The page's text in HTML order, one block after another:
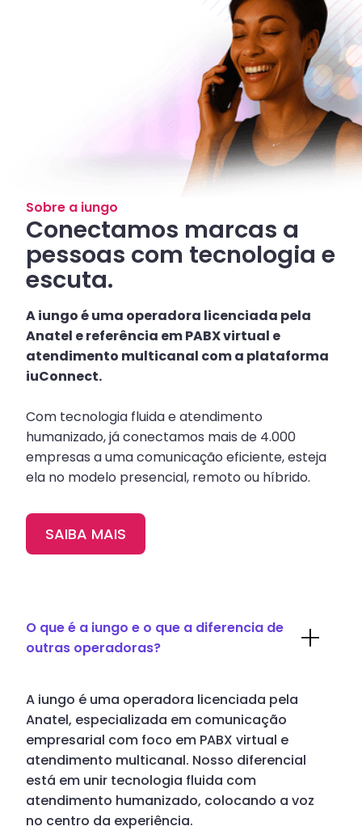
Sobre a iungo
Conectamos marcas a
pessoas com tecnologia e
escuta.
A iungo é uma operadora licenciada pela
Anatel e referência em PABX virtual e
atendimento multicanal com a plataforma
iuConnect.
Com tecnologia fluida e atendimento
humanizado, já conectamos mais de 4.000
empresas a uma comunicação eficiente, esteja
ela no modelo presencial, remoto ou híbrido.
SAIBA MAIS
O que é a iungo e o que a diferencia de
outras operadoras?
A iungo é uma operadora licenciada pela
Anatel, especializada em comunicação
empresarial com foco em PABX virtual e
atendimento multicanal. Nosso diferencial
está em unir tecnologia fluida com
atendimento humanizado, colocando a voz
no centro da experiência.